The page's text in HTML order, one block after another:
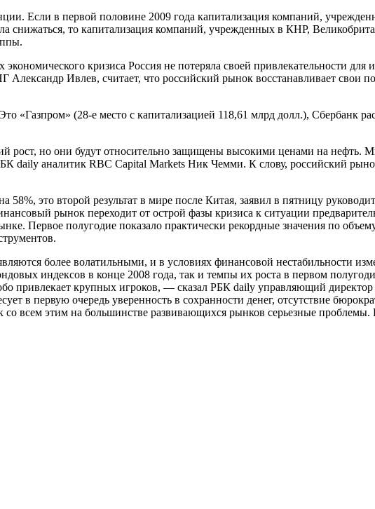
Если в первой половине 2009 года капитализация компаний,
то капитализация компаний, учрежденных в КНР,
кризиса Россия не потеряла своей привлекательности
Александр Ивлев, считает, что российский рынок восстанавливает свои
«Газпром» (28-е место с капитализацией 118,61 млрд долл.), Сбербанк
рост, но они будут относительно защищены высокими ценами на нефть.
daily аналитик RBC Capital Markets Ник Чемми. К слову, российский
58%, это второй результат в мире после Китая, заявил в пятницу
рынок переходит от острой фазы кризиса к ситуации
Первое полугодие показало практически рекордные значения по
более волатильными, и в условиях финансовой нестабильности
индексов в конце 2008 года, так и темпы их роста в первом
привлекает крупных игроков, — сказал РБК daily управляющий
в первую очередь уверенность в сохранности денег, отсутствие
со всем этим на большинстве развивающихся рынков серьезные